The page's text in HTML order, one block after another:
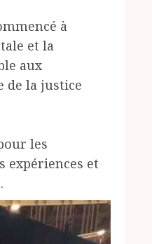
à
et la
aux
de la justice
les
expériences et